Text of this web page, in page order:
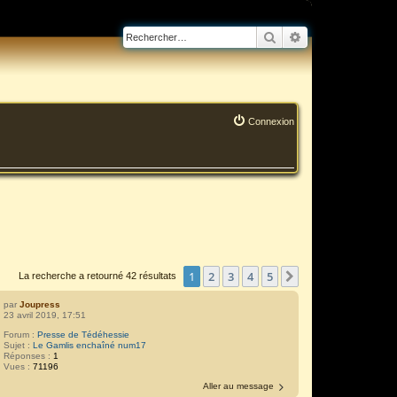
RechercherRecherche
Connexion
La recherche a retourné 42 résultats 1 2 3 4 5
parJoupress
23 avril 2019, 17:51
Forum :Presse de Tédéhessie
Sujet :Le Gamlis enchaîné num17
Réponses : 1
Vues :71196
Aller au message